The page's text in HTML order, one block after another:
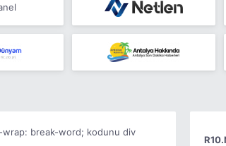
break-word; kodunu div